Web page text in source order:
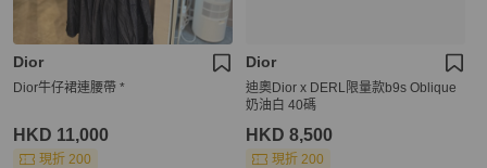
Dior
Dior牛仔裙連腰帶 *
HKD 11,000
現折 200
Dior
迪奧Dior x DERL限量款b9s Oblique
奶油白 40碼
HKD 8,500
現折 200